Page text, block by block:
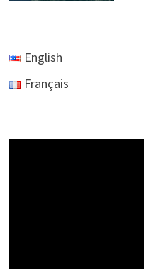
English
Français